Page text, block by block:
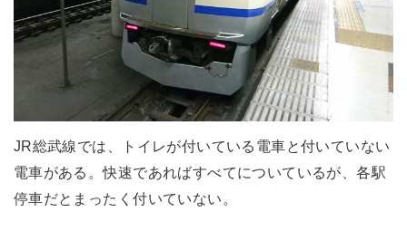
JR総武線では、トイレが付いている電車と付いていない
電車がある。快速であればすべてについているが、各駅
停車だとまったく付いていない。